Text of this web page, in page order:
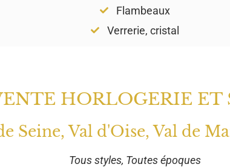
Flambeaux
Verrerie, cristal
HORLOGERIE ET
Seine, Val d'Oise, Val de
Tous styles, Toutes époques